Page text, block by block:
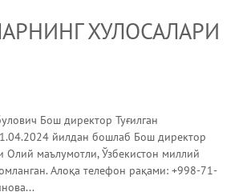
ХУЛОСАЛАРИ
Бош директор Туғилган
йилдан бошлаб Бош директор
Олий маълумотли, Ўзбекистон миллий
Алоқа телефон рақами: +998-71-